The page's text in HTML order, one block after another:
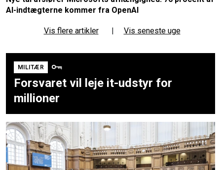
AI-indtægterne kommer fra OpenAI
Vis flere artikler | Vis seneste uge
MILITÆR
Forsvaret vil leje it-udstyr for
millioner